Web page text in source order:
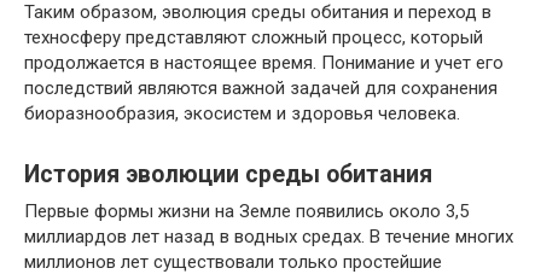
Таким образом, эволюция среды обитания и переход в
техносферу представляют сложный процесс, который
продолжается в настоящее время. Понимание и учет его
последствий являются важной задачей для сохранения
биоразнообразия, экосистем и здоровья человека.
История эволюции среды обитания
Первые формы жизни на Земле появились около 3,5
миллиардов лет назад в водных средах. В течение многих
миллионов лет существовали только простейшие